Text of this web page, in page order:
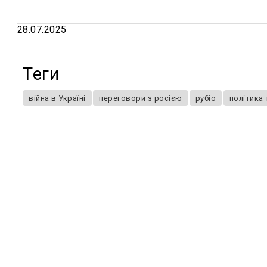
28.07.2025
Теги
війна в Україні переговори з росією рубіо політика